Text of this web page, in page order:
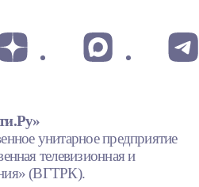
унитарное предприятие
телевизионная и
(ВГТРК).